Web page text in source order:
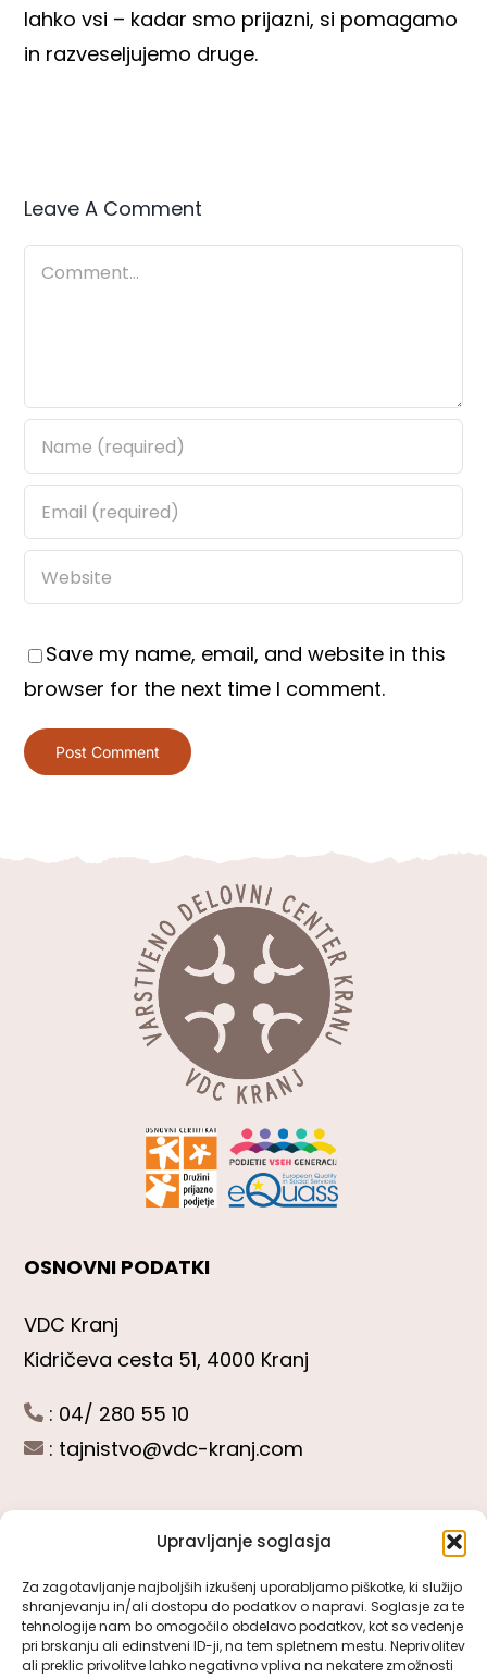
Upravljanje soglasja
Za zagotavljanje najboljših izkušenj uporabljamo piškotke, ki služijo
shranjevanju in/ali dostopu do podatkov o napravi. Soglasje za te
tehnologije nam bo omogočilo obdelavo podatkov, kot so vedenje
pri brskanju ali edinstveni ID-ji, na tem spletnem mestu. Neprivolitev
ali preklic privolitve lahko negativno vpliva na nekatere zmožnosti
lahko vsi – kadar smo prijazni, si pomagamo
in razveseljujemo druge.
Leave A Comment
Comment
Save my name, email, and website in this
browser for the next time I comment.
OSNOVNI PODATKI
VDC Kranj
Kidričeva cesta 51, 4000 Kranj
: 04/ 280 55 10
: tajnistvo@vdc-kranj.com
Toggle
Navigation
Predstavitev VDC Kranj